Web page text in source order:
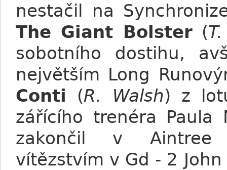
nestačil na
The Giant Bolster (
sobotního dostihu,
největším Long
Conti (R. Walsh) z
zářícího trenéra Paula
zakončil v Aintree
vítězstvím v Gd - 2